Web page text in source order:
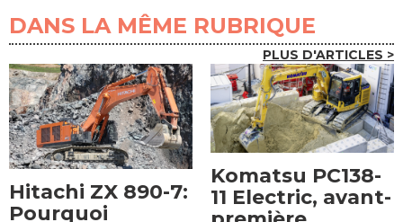
DANS LA MÊME RUBRIQUE
PLUS D'ARTICLES >
Hitachi ZX 890-7:
Pourquoi
Komatsu PC138-
11 Electric, avant-